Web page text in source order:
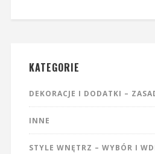
KATEGORIE
DEKORACJE I DODATKI –
INNE
STYLE WNĘTRZ – WYBÓR I